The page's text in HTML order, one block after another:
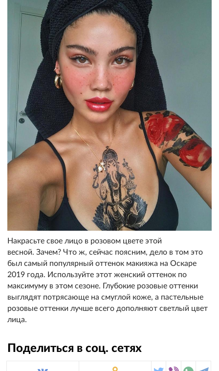
Накрасьте свое лицо в розовом цвете этой
весной. Зачем? Что ж, сейчас поясним, дело в том это
был самый популярный оттенок макияжа на Оскаре
2019 года. Используйте этот женский оттенок по
максимуму в этом сезоне. Глубокие розовые оттенки
выглядят потрясающе на смуглой коже, а пастельные
розовые оттенки лучше всего дополняют светлый цвет
лица.
Поделиться в соц. сетях